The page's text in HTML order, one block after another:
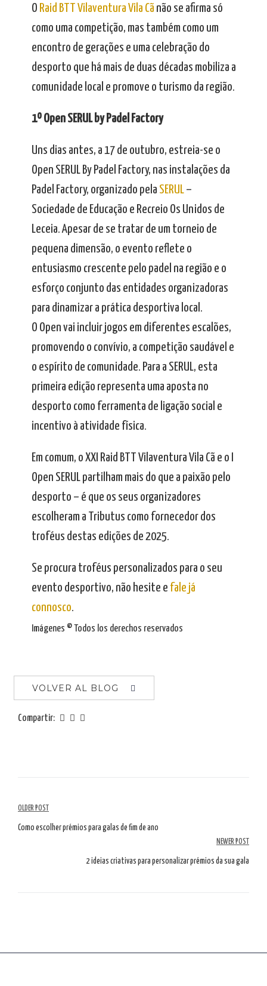
O Raid BTT Vilaventura Vila Cã não se afirma só
como uma competição, mas também como um
encontro de gerações e uma celebração do
desporto que há mais de duas décadas mobiliza a
comunidade local e promove o turismo da região.
1º Open SERUL by Padel Factory
Uns dias antes, a 17 de outubro, estreia-se o
Open SERUL By Padel Factory, nas instalações da
Padel Factory, organizado pela SERUL–
Sociedade de Educação e Recreio Os Unidos de
Leceia. Apesar de se tratar de um torneio de
pequena dimensão, o evento reflete o
entusiasmo crescente pelo padel na região e o
esforço conjunto das entidades organizadoras
para dinamizar a prática desportiva local.
O Open vai incluir jogos em diferentes escalões,
promovendo o convívio, a competição saudável e
o espírito de comunidade. Para a SERUL, esta
primeira edição representa uma aposta no
desporto como ferramenta de ligação social e
incentivo à atividade física.
Em comum, o XXI Raid BTT Vilaventura Vila Cã e o I
Open SERUL partilham mais do que a paixão pelo
desporto – é que os seus organizadores
escolheram a Tributus como fornecedor dos
troféus destas edições de 2025.
Se procura troféus personalizados para o seu
evento desportivo, não hesite e fale já
connosco.
Imágenes © Todos los derechos reservados
VOLVER AL BLOG
Compartir:
Navegación
por
OLDER POST
Como escolher prémios para galas de fim de ano
NEWER POST
2 ideias criativas para personalizar prémios da sua gala